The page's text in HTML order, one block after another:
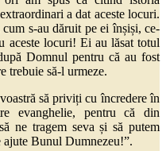
a dat aceste locuri.
s-au dăruit pe ei înșiși, ce-
aceste locuri! Ei au lăsat totul
Domnul pentru că au fost
trebuie să-l urmeze.
să priviți cu încredere în
evanghelie, pentru că din
ne tragem seva și să putem
Bunul Dumnezeu!”.